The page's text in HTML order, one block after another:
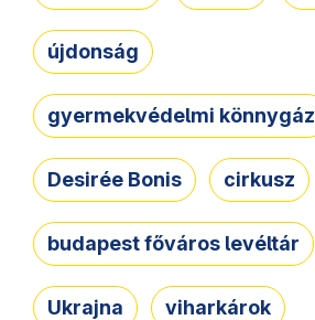
újdonság
gyermekvédelmi könnygáz
Desirée Bonis cirkusz
budapest főváros levéltár
Ukrajna viharkárok